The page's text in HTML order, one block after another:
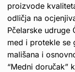
proizvode
odličja na
Pčelarske udruge
med i protekle se
mališana i
“Medni doručak”